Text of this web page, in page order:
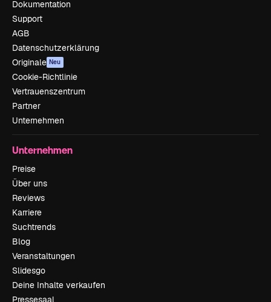
Dokumentation
Support
AGB
Datenschutzerklärung
Originale Neu
Cookie-Richtlinie
Vertrauenszentrum
Partner
Unternehmen
Unternehmen
Preise
Über uns
Reviews
Karriere
Suchtrends
Blog
Veranstaltungen
Slidesgo
Deine Inhalte verkaufen
Pressesaal